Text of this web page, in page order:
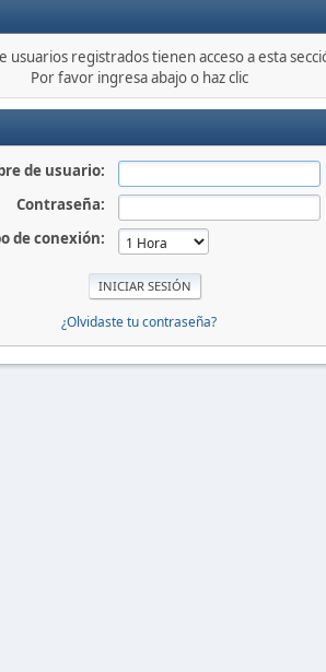
usuarios registrados tienen acceso a esta
Por favor ingresa abajo o haz clic
de usuario:
Contraseña:
de conexión:
¿Olvidaste tu contraseña?